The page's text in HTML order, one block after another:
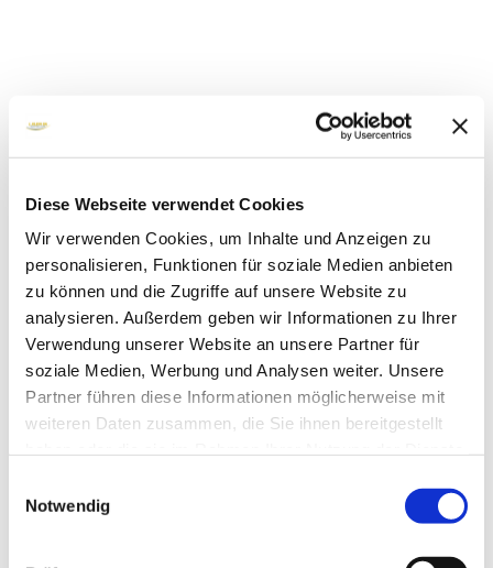
Diese Webseite verwendet Cookies
Wir verwenden Cookies, um Inhalte und Anzeigen zu
personalisieren, Funktionen für soziale Medien anbieten
zu können und die Zugriffe auf unsere Website zu
analysieren. Außerdem geben wir Informationen zu Ihrer
Verwendung unserer Website an unsere Partner für
soziale Medien, Werbung und Analysen weiter. Unsere
Partner führen diese Informationen möglicherweise mit
weiteren Daten zusammen, die Sie ihnen bereitgestellt
Notwendig